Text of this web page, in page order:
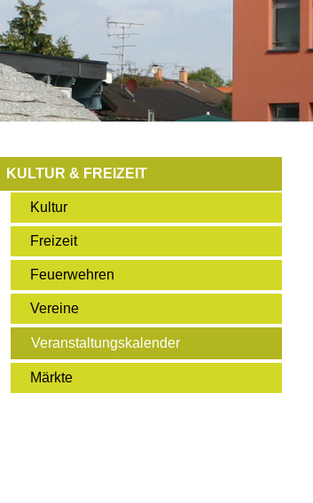
KULTUR & FREIZEIT
Kultur
Freizeit
Feuerwehren
Vereine
Veranstaltungskalender
Märkte